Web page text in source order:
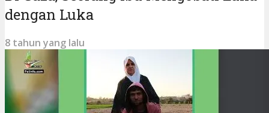
dengan Luka
8 tahun yang lalu